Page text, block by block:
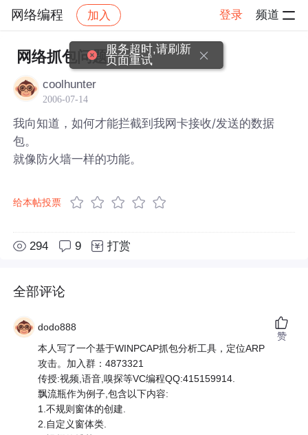
网络编程 加入 登录 频道
社区 网络编程 帖子详情
网络抓包问题。
coolhunter
2006-07-14
我向知道，如何才能拦截到我网卡接收/发送的数据
包。
就像防火墙一样的功能。
给本帖投票
294 9 打赏
全部评论
dodo888
本人写了一个基于WINPCAP抓包分析工具，定位ARP
攻击。加入群：4873321
传授:视频,语音,嗅探等VC编程QQ:415159914.
飘流瓶作为例子,包含以下内容:
1.不规则窗体的创建.
2.自定义窗体类.
赞
服务超时,请刷新
页面重试